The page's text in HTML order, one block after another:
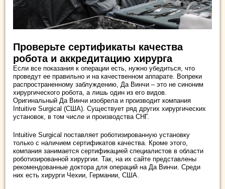
Проверьте сертификаты качества
робота и аккредитацию хирурга
Если все показания к операции есть, нужно убедиться, что
проведут ее правильно и на качественном аппарате. Вопреки
распространенному заблуждению, Да Винчи – это не синоним
хирургического робота, а лишь один из его видов.
Оригинальный Да Винчи изобрела и производит компания
Intuitive Surgical (США). Существует ряд других хирургических
установок, в том числе и производства СНГ.
Intuitive Surgical поставляет роботизированную установку
только с наличием сертификатов качества. Кроме этого,
компания занимается сертификацией специалистов в области
роботизированной хирургии. Так, на их сайте представлены
рекомендованные доктора для операций на Да Винчи. Среди
них есть хирурги Чехии, Германии, США.